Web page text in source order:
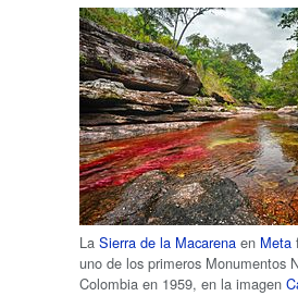
La Sierra de la Macarena en Meta
uno de los primeros Monumentos
Colombia en 1959, en la imagen